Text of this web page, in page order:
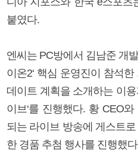
붙였다.
엔씨는 PC방에서 김남준 개
이온2‘ 핵심 운영진이 참석
데이트 계획을 소개하는 이
이브‘를 진행했다. 황 CEO
되는 라이브 방송에 게스트
한 경품 추첨 행사를 진행했